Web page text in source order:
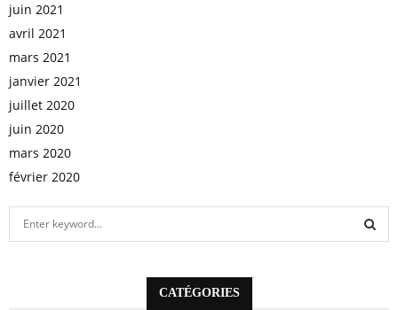
juin 2021
avril 2021
mars 2021
janvier 2021
juillet 2020
juin 2020
mars 2020
février 2020
CATÉGORIES